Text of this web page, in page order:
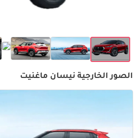
الصور الخارجية نيسان ماغنيت